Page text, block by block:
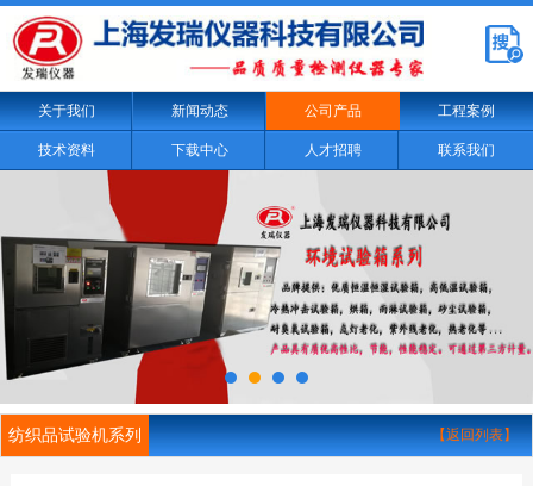
关于我们 新闻动态 公司产品 工程案例
技术资料 下载中心 人才招聘 联系我们
纺织品试验机系列 【返回列表】